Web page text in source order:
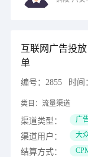
互联网广告投
单
编号： 2855 时间
类目： 流量渠道
渠道类型： 广
渠道用户： 大
结算方式：